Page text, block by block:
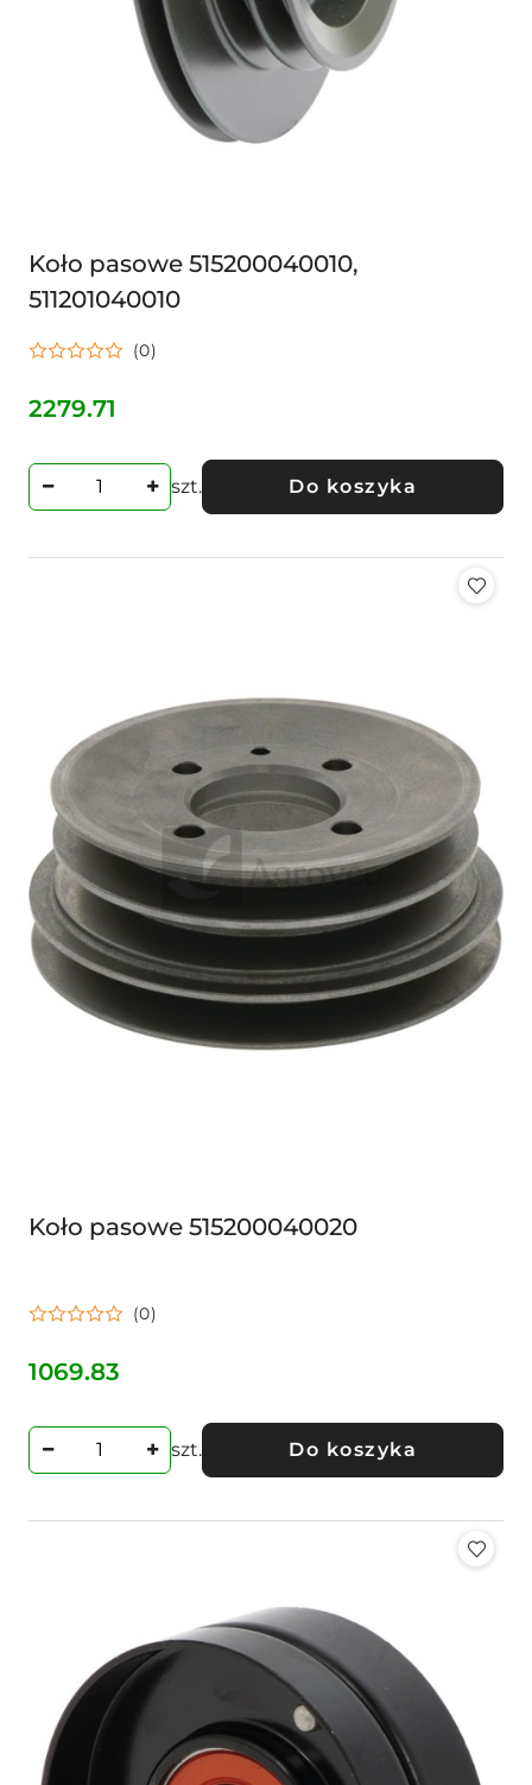
Koło pasowe 515200040010,
511201040010
(0)
Cena:
2279.71
szt. Do koszyka
Koło pasowe 515200040020
(0)
Cena:
1069.83
szt. Do koszyka